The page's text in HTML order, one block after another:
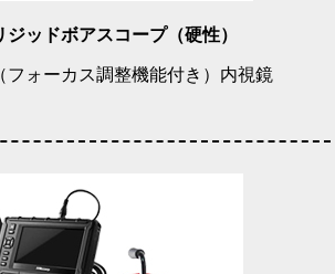
ジッドボアスコープ（硬性）
フォーカス調整機能付き）内視鏡